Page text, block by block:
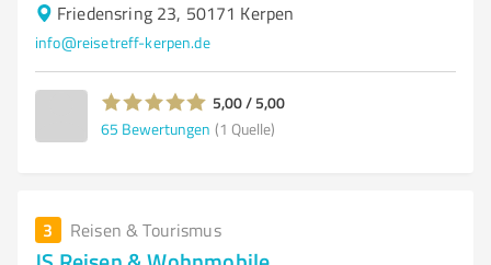
Friedensring 23, 50171 Kerpen
info@reisetreff-kerpen.de
5,00 / 5,00
65 Bewertungen (1 Quelle)
3 Reisen & Tourismus